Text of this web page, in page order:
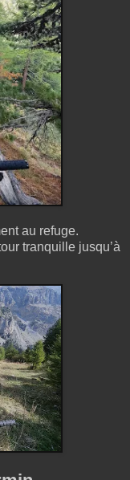
au refuge.
tranquille jusqu’à